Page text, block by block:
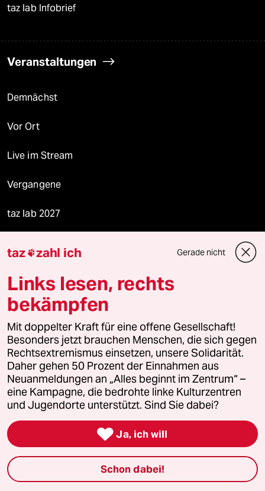
taz lab Infobrief
Veranstaltungen
Demnächst
Vor Ort
Live im Stream
Vergangene
taz lab 2027
taz Blogs
taz FUTURZWEI
Le Monde diplomatique
taz Archiv
Mehr taz Angebote
Reisen
taz zahl ich Gerade nicht
Links lesen, rechts
bekämpfen
Mit doppelter Kraft für eine offene Gesellschaft!
Besonders jetzt brauchen Menschen, die sich gegen
Rechtsextremismus einsetzen, unsere Solidarität.
Daher gehen 50 Prozent der Einnahmen aus
Neuanmeldungen an „Alles beginnt im Zentrum“ –
eine Kampagne, die bedrohte linke Kulturzentren
und Jugendorte unterstützt. Sind Sie dabei?
 Ja, ich will
Schon dabei!